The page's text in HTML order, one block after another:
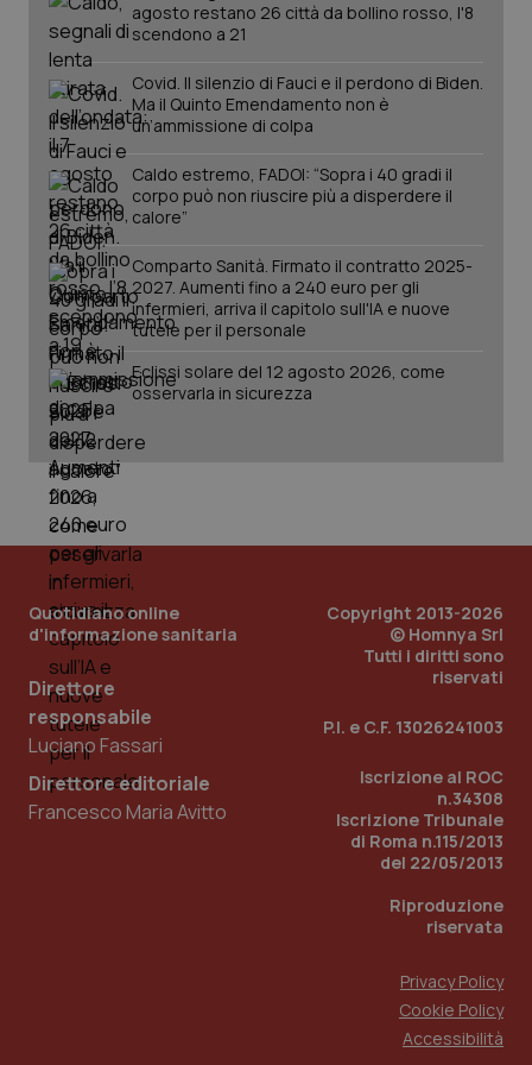
Salute orale & impianti
Sangue & coagulazione
Tiroide
Tumore al seno
Tumore ovarico
Tumori del Polmone & Testa Collo
Tumori gastrointestinali
Ulcera & Reflusso
Vaccini
agosto restano 26 città da bollino rosso, l'8
scendono a 21
Covid. Il silenzio di Fauci e il perdono di Biden.
Ma il Quinto Emendamento non è
un’ammissione di colpa
Caldo estremo, FADOI: “Sopra i 40 gradi il
corpo può non riuscire più a disperdere il
calore”
Comparto Sanità. Firmato il contratto 2025-
2027. Aumenti fino a 240 euro per gli
infermieri, arriva il capitolo sull'IA e nuove
tutele per il personale
Eclissi solare del 12 agosto 2026, come
osservarla in sicurezza
Quotidiano online
d'informazione sanitaria
Direttore
responsabile
Luciano Fassari
Direttore editoriale
Francesco Maria Avitto
Copyright 2013-2026
© Homnya Srl
Tutti i diritti sono
riservati
P.I. e C.F. 13026241003
Iscrizione al ROC
n.34308
Iscrizione Tribunale
di Roma n.115/2013
del 22/05/2013
Riproduzione
riservata
Privacy Policy
Cookie Policy
Accessibilità
CookieScriptConsent
tracking-sites-ironfish-
www.quotidianosanita.it
2
_ga
1
mese